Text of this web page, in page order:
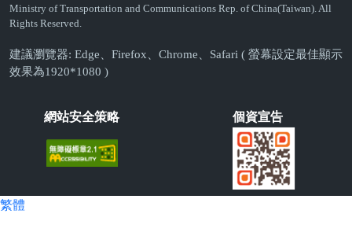
Ministry of Transportation and Communications Rep. of China(Taiwan). All
Rights Reserved.
建議瀏覽器: Edge、Firefox、Chrome、Safari ( 螢幕設定最佳顯示
效果為1920*1080 )
網站安全策略 個資宣告
繁體